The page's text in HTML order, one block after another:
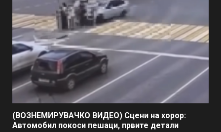
(ВОЗНЕМИРУВАЧКО ВИДЕО) Сцени на хорор:
Автомобил покоси пешаци, првите детали